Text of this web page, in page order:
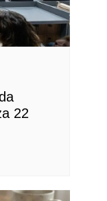
22